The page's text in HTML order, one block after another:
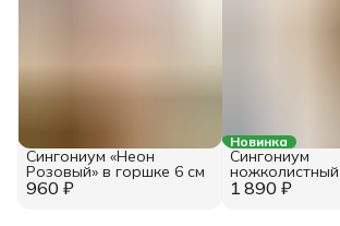
960 ₽
Сингониум «Неон
Розовый» в горшке 6 см
Новинка
1 890 ₽
Сингониум
Пинк» в